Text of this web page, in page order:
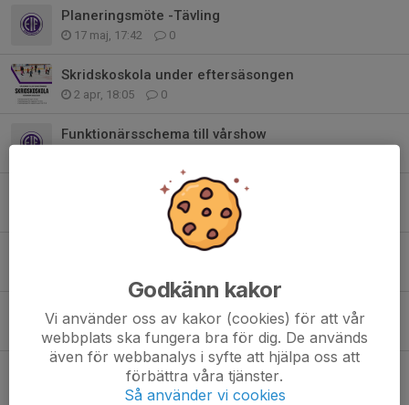
Planeringsmöte -Tävling
17 maj, 17:42 0
Skridskoskola under eftersäsongen
2 apr, 18:05 0
Funktionärsschema till vårshow
Viktig info från showgruppen!
1
Förbokning av VIP-platser till showen!
20 mar, 10:20
Vårshow 31 mars 2026
17 mar, 20:55 0
Godkänn kakor
Vi använder oss av kakor (cookies) för att vår
webbplats ska fungera bra för dig. De används
även för webbanalys i syfte att hjälpa oss att
förbättra våra tjänster.
Så använder vi cookies